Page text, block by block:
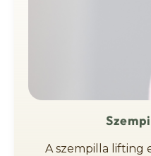
A szempilla lifting